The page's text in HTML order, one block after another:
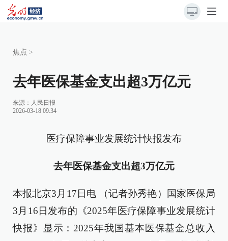
焦点 >
去年医保基金支出超3万亿元
来源： 人民日报
2026-03-18 09:34
医疗保障事业发展统计快报发布
去年医保基金支出超3万亿元
本报北京3月17日电 （记者孙秀艳）国家医保局
3月16日发布的《2025年医疗保障事业发展统计
快报》显示：2025年我国基本医保基金总收入